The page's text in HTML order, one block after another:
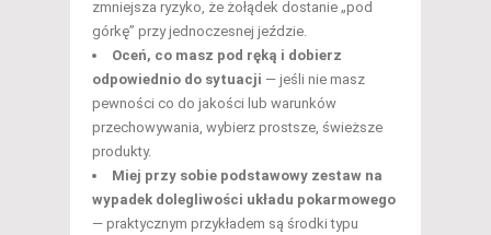
zmniejsza ryzyko, że żołądek dostanie „pod
górkę” przy jednoczesnej jeździe.
Oceń, co masz pod ręką i dobierz
odpowiednio do sytuacji — jeśli nie masz
pewności co do jakości lub warunków
przechowywania, wybierz prostsze, świeższe
produkty.
Miej przy sobie podstawowy zestaw na
wypadek dolegliwości układu pokarmowego
— praktycznym przykładem są środki typu